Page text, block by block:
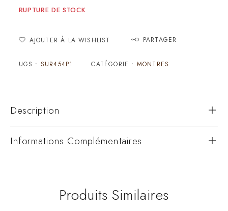
RUPTURE DE STOCK
AJOUTER À LA WISHLIST PARTAGER
UGS : SUR454P1 CATÉGORIE : MONTRES
Description
Informations Complémentaires
Produits Similaires